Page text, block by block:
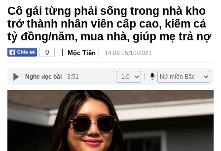
Cô gái từng phải sống trong nhà kho
trở thành nhân viên cấp cao, kiếm cả
tỷ đồng/năm, mua nhà, giúp mẹ trả nợ
0 | Mộc Tiên | 14:09 15/10/2021
Nghe đọc bài 3:51